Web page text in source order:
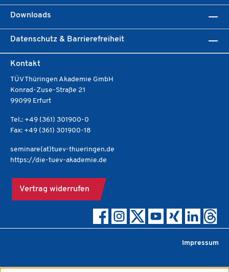
Downloads
Datenschutz & Barrierefreiheit
Kontakt
TÜV Thüringen Akademie GmbH
Konrad-Zuse-Straße 21
99099 Erfurt
Tel.: +49 (361) 301900-0
Fax: +49 (361) 301900-18
seminare(at)tuev-thueringen.de
https://die-tuev-akademie.de
Vertrag widerrufen
Impressum